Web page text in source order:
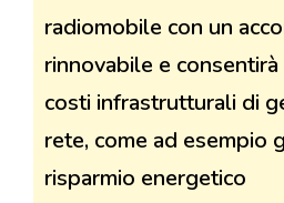
radiomobile con un
rinnovabile e
costi infrastrutturali di
rete, come ad esempio
risparmio energetico